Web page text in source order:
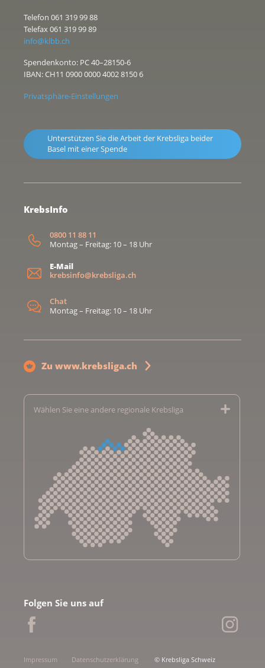
Telefon 061 319 99 88
Telefax 061 319 99 89
info@klbb.ch
Spendenkonto: PC 40–28150-6
IBAN: CH11 0900 0000 4002 8150 6
Privatsphäre-Einstellungen
Unterstützen Sie die Arbeit der Krebsliga beider
Basel mit einer Spende
KrebsInfo
0800 11 88 11
Montag – Freitag: 10 – 18 Uhr
E-Mail
krebsinfo@krebsliga.ch
Chat
Montag – Freitag: 10 – 18 Uhr
Zu www.krebsliga.ch
Wählen Sie eine andere regionale Krebsliga
Krebsliga Bern
Krebsliga Freiburg
Krebsliga Graubünden
Folgen Sie uns auf
Impressum Datenschutzerklärung © Krebsliga Schweiz